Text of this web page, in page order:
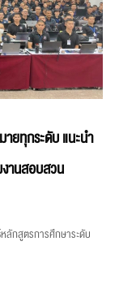
ยทุกระดับ แนะนำ
านสอบสวน
ลักสูตรการศึกษาระดับ